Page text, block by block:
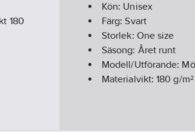
180
Kön: Unisex
Färg:Svart
Storlek: One size
Säsong: Året runt
Modell/Utförande:
Materialvikt:180 g/m²